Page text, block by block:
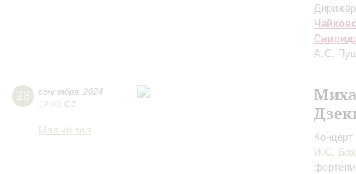
А.С.
28 сентября 2024
19:00 Сб
Малый зал
И.С. Бах